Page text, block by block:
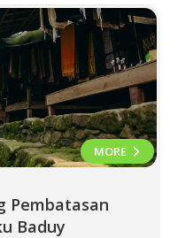
MORE
Pembatasan
Baduy